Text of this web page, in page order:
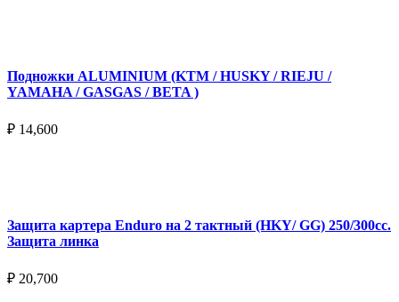
Подножки ALUMINIUM (KTM / HUSKY / RIEJU /
YAMAHA / GASGAS / BETA )
₽ 14,600
Защита картера Enduro на 2 тактный (HKY/ GG) 250/300cc.
Защита линка
₽ 20,700